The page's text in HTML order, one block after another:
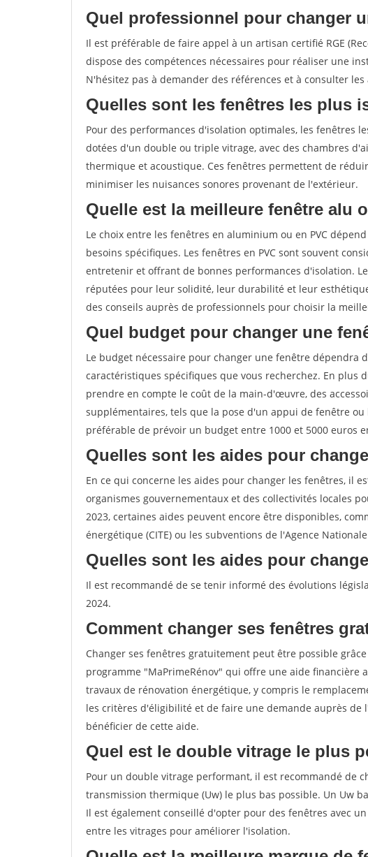
Quel professionnel pour changer
Il est préférable de faire appel à un artisan certifié RGE
dispose des compétences nécessaires pour réaliser une
N'hésitez pas à demander des références et à consulter
Quelles sont les fenêtres les plus
Pour des performances d'isolation optimales, les fenêtres
dotées d'un double ou triple vitrage, avec des chambres
thermique et acoustique. Ces fenêtres permettent de
minimiser les nuisances sonores provenant de l'extérieur.
Quelle est la meilleure fenêtre alu
Le choix entre les fenêtres en aluminium ou en PVC
besoins spécifiques. Les fenêtres en PVC sont souvent
entretenir et offrant de bonnes performances d'isolation.
réputées pour leur solidité, leur durabilité et leur
des conseils auprès de professionnels pour choisir la
Quel budget pour changer une
Le budget nécessaire pour changer une fenêtre dépendra
caractéristiques spécifiques que vous recherchez. En plus
prendre en compte le coût de la main-d'œuvre, des
supplémentaires, tels que la pose d'un appui de fenêtre
préférable de prévoir un budget entre 1000 et 5000 euros
Quelles sont les aides pour
En ce qui concerne les aides pour changer les fenêtres, il
organismes gouvernementaux et des collectivités locales
2023, certaines aides peuvent encore être disponibles,
énergétique (CITE) ou les subventions de l'Agence
Quelles sont les aides pour
Il est recommandé de se tenir informé des évolutions
2024.
Comment changer ses fenêtres
Changer ses fenêtres gratuitement peut être possible
programme "MaPrimeRénov" qui offre une aide financière
travaux de rénovation énergétique, y compris le
les critères d'éligibilité et de faire une demande auprès de
bénéficier de cette aide.
Quel est le double vitrage le plus
Pour un double vitrage performant, il est recommandé de
transmission thermique (Uw) le plus bas possible. Un Uw
Il est également conseillé d'opter pour des fenêtres avec
entre les vitrages pour améliorer l'isolation.